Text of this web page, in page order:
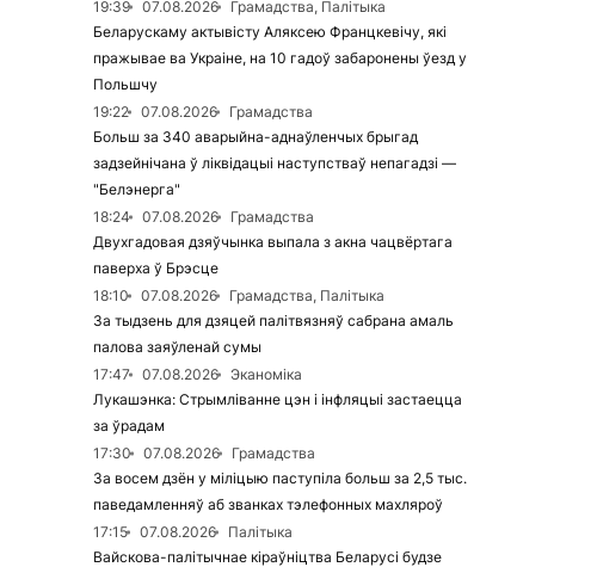
19:39
07.08.2026
Грамадства, Палітыка
Беларускаму актывісту Аляксею Францкевічу, які
пражывае ва Украіне, на 10 гадоў забаронены ўезд у
Польшчу
19:22
07.08.2026
Грамадства
Больш за 340 аварыйна-аднаўленчых брыгад
задзейнічана ў ліквідацыі наступстваў непагадзі —
"Белэнерга"
18:24
07.08.2026
Грамадства
Двухгадовая дзяўчынка выпала з акна чацвёртага
паверха ў Брэсце
18:10
07.08.2026
Грамадства, Палітыка
За тыдзень для дзяцей палітвязняў сабрана амаль
палова заяўленай сумы
17:47
07.08.2026
Эканоміка
Лукашэнка: Стрымліванне цэн і інфляцыі застаецца
за ўрадам
17:30
07.08.2026
Грамадства
За восем дзён у міліцыю паступіла больш за 2,5 тыс.
паведамленняў аб званках тэлефонных махляроў
17:15
07.08.2026
Палітыка
Вайскова-палітычнае кіраўніцтва Беларусі будзе